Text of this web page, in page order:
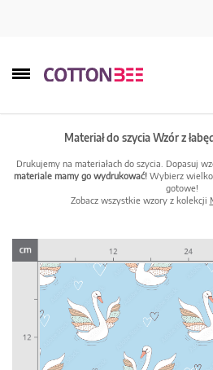
Materiał do szycia Wzór z
Drukujemy na materiałach do szycia. Dopasuj
materiale mamy go wydrukować! Wybierz
gotowe!
Zobacz wszystkie wzory z kolekcji